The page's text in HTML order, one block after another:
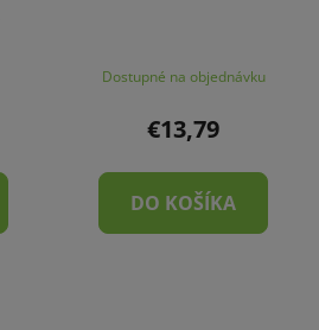
Dostupné na objednávku
€13,79
DO KOŠÍKA